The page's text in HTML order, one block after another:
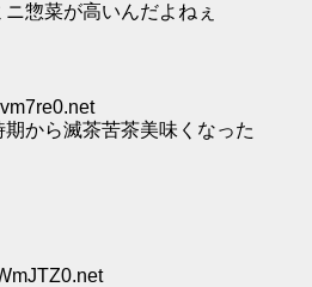
惣菜が高いんだよねぇ
から滅茶苦茶美味くなった